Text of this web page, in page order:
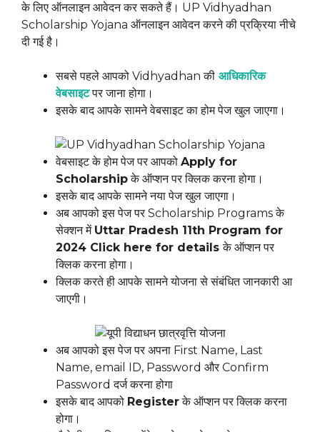
के लिए ऑनलाइन आवेदन कर सकते हैं। UP Vidhyadhan
Scholarship Yojana ऑनलाइन आवेदन करने की प्रक्रिया नीचे
दी गई है।
सबसे पहले आपको Vidhyadhan की आधिकारिक
वेबसाइटपर जाना होगा।
इसके बाद आपके सामने वेबसाइट का होम पेज खुल जाएगा।
वेबसाइट के होम पेज पर आपको Apply for
Scholarshipके ऑप्शन पर क्लिक करना होगा।
इसके बाद आपके सामने नया पेज खुल जाएगा।
अब आपको इस पेज पर Scholarship Programs के
सेक्शन में Uttar Pradesh 11th Program for
2024 Click here for detailsके ऑप्शन पर
क्लिक करना होगा।
क्लिक करते ही आपके सामने योजना से संबंधित जानकारी आ
जाएगी।
अब आपको इस पेज पर अपना First Name, Last
Name, email ID, Password और Confirm
Password दर्ज करना होगा
इसके बाद आपको Registerके ऑप्शन पर क्लिक करना
होगा।